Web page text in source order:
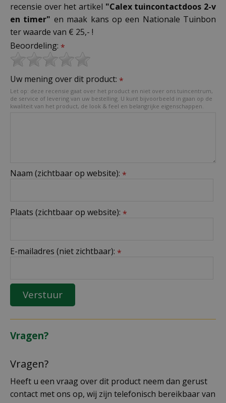
recensie over het artikel "Calex tuincontactdoos 2-v
en timer" en maak kans op een Nationale Tuinbon
ter waarde van € 25,- !
Beoordeling: *
Uw mening over dit product: *
Let op: deze recensie gaat over het product en niet over ons tuincentrum,
de service of levering van uw bestelling. U kunt bijvoorbeeld in gaan op de
kwaliteit van het product, de look & feel en belangrijke eigenschappen.
Naam (zichtbaar op website): *
Plaats (zichtbaar op website): *
E-mailadres (niet zichtbaar): *
Vragen?
Vragen?
Heeft u een vraag over dit product neem dan gerust
contact met ons op, wij zijn telefonisch bereikbaar van